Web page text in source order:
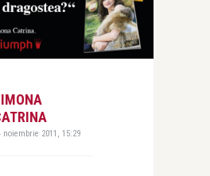
noiembrie 2011, 15:29